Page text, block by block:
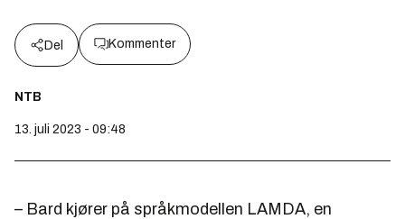
Del Kommenter
NTB
13. juli 2023 - 09:48
– Bard kjører på språkmodellen LAMDA, en